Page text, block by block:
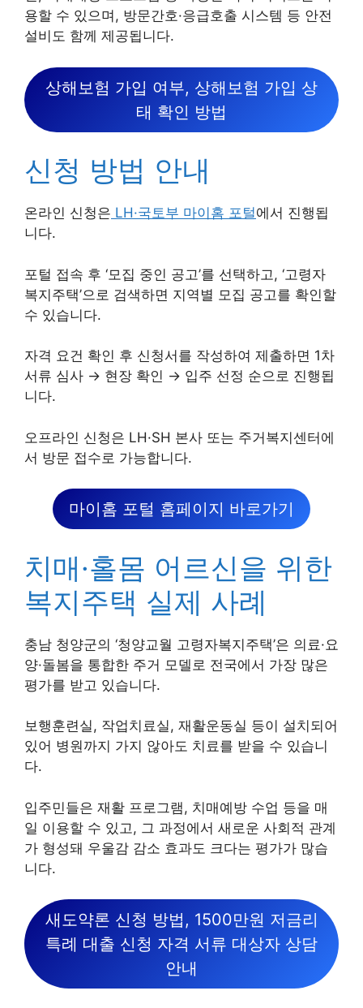
용할 수 있으며, 방문간호·응급호출 시스템 등 안전
설비도 함께 제공됩니다.
상해보험 가입 여부, 상해보험 가입 상
태 확인 방법
신청 방법 안내
온라인 신청은 LH·국토부 마이홈 포털에서 진행됩
니다.
포털 접속 후 ‘모집 중인 공고’를 선택하고, ‘고령자
복지주택’으로 검색하면 지역별 모집 공고를 확인할
수 있습니다.
자격 요건 확인 후 신청서를 작성하여 제출하면 1차
서류 심사 → 현장 확인 → 입주 선정 순으로 진행됩
니다.
오프라인 신청은 LH·SH 본사 또는 주거복지센터에
서 방문 접수로 가능합니다.
마이홈 포털 홈페이지 바로가기
치매·홀몸 어르신을 위한
복지주택 실제 사례
충남 청양군의 ‘청양교월 고령자복지주택’은 의료·요
양·돌봄을 통합한 주거 모델로 전국에서 가장 많은
평가를 받고 있습니다.
보행훈련실, 작업치료실, 재활운동실 등이 설치되어
있어 병원까지 가지 않아도 치료를 받을 수 있습니
다.
입주민들은 재활 프로그램, 치매예방 수업 등을 매
일 이용할 수 있고, 그 과정에서 새로운 사회적 관계
가 형성돼 우울감 감소 효과도 크다는 평가가 많습
니다.
새도약론 신청 방법, 1500만원 저금리
특례 대출 신청 자격 서류 대상자 상담
안내